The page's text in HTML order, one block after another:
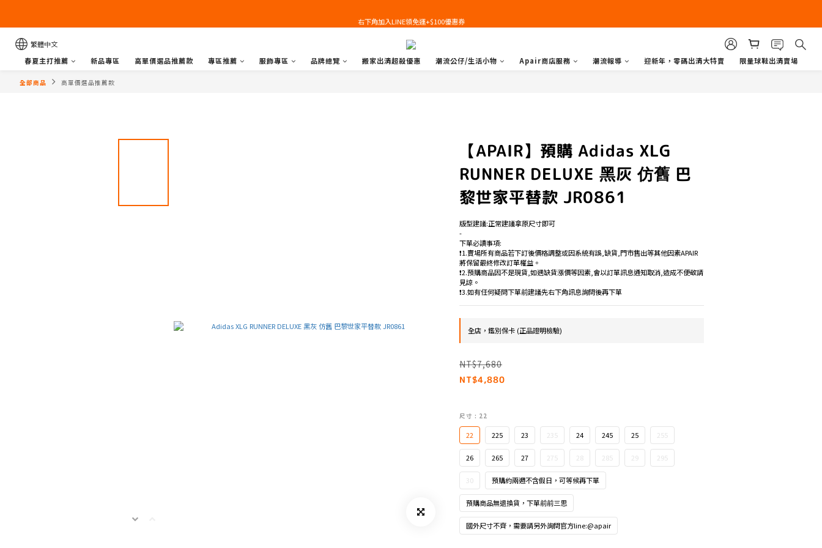
即日起，預購商品可提供部分訂金後尾款貨到付款(需協助請洽官line:@apair)
繁體中文
春夏主打推薦
新品專區 高單價選品推薦款 專區推薦 服飾專區 品牌總覽 搬家出清超殺優惠 潮流公仔/生活小物 Apair商店服務 潮流報導 迎新年，零碼出清大特賣 限量球鞋出清賣場
全部商品 高單價選品推薦款
【APAIR】預購 Adidas XLG
RUNNER DELUXE 黑灰 仿舊 巴
黎世家平替款 JR0861
版型建議:正常建議拿原尺寸即可
-
下單必讀事項:
❗️1.賣場所有商品若下訂後價格調整或因系統有誤,缺貨,門市售出等其他因素APAIR
將保留最終修改訂單權益。
❗️2.預購商品因不是現貨,如遇缺貨漲價等因素,會以訂單訊息通知取消,造成不便敬請
見諒。
❗️3.如有任何疑問下單前建議先右下角訊息詢問後再下單
全店，鑑別保卡 (正品證明檢驗)
NT$7,680
NT$4,880
尺寸 : 22
22 225 23 235 24 245 25 255
26 265 27 275 28 285 29 295
30 預購約兩週不含假日，可等候再下單
預購商品無退換貨，下單前前三思
國外尺寸不齊，需要請另外詢問官方line:@apair